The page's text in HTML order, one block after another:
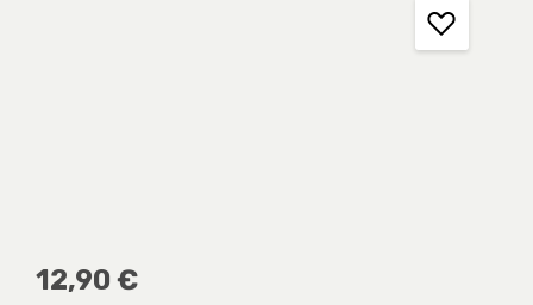
Regulärer Preis:
12,90 €